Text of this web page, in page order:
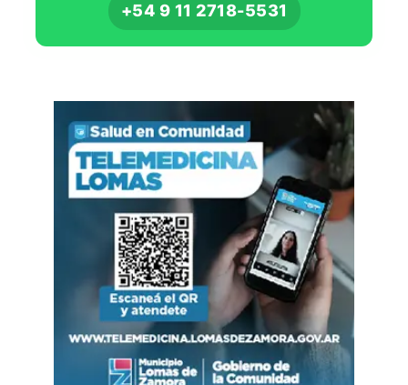
+54 9 11 2718-5531